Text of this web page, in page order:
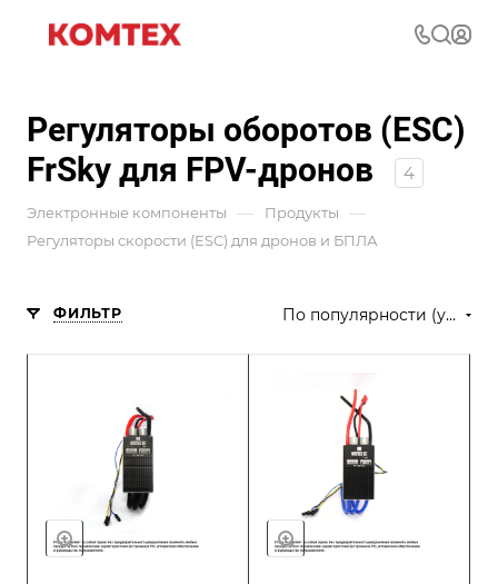
Регуляторы оборотов (ESC)
FrSky для FPV-дронов
4
Электронные компоненты — Продукты —
Регуляторы скорости (ESC) для дронов и БПЛА
ФИЛЬТР По популярности (убывание)